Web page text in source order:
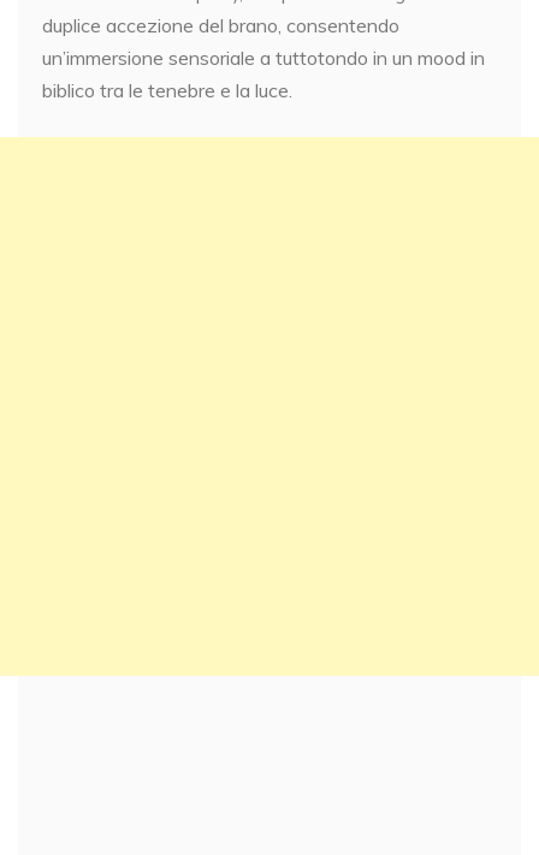
duplice accezione del brano, consentendo
un’immersione sensoriale a tuttotondo in un mood in
biblico tra le tenebre e la luce.